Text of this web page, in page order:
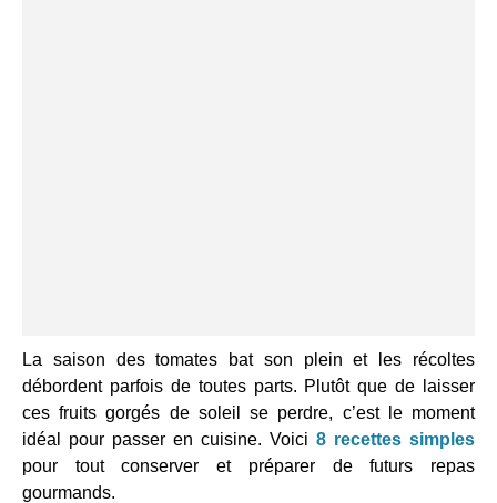
La saison des tomates bat son plein et les récoltes
débordent parfois de toutes parts. Plutôt que de laisser
ces fruits gorgés de soleil se perdre, c’est le moment
idéal pour passer en cuisine. Voici 8 recettes simples
pour tout conserver et préparer de futurs repas
gourmands.